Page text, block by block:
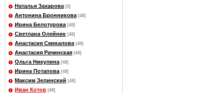
Наталья Захарова [0]
Антонина Бронникова [48]
Ирина Белотурова [48]
Светлана Олейник [48]
Анастасия Смекалова [48]
Анастасия Рачинская [48]
Ольга Никулина [48]
Ирина Потапова [48]
Максим Зелинский [48]
Иван Котов [48]